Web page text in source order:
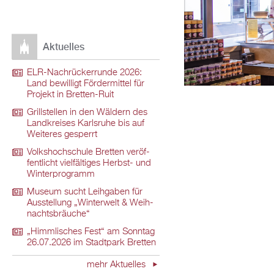
Ak­tu­el­les
ELR-Nach­rü­ck­er­run­de 2026:
Land be­wil­ligt För­der­mit­tel für
Pro­jekt in Brett­en-Ruit
Grill­stel­len in den Wäl­dern des
Land­krei­ses Karls­ru­he bis auf
Wei­te­res ge­sperrt
Volks­hoch­schu­le Brett­en ver­öf­
fent­licht viel­fäl­ti­ges Herbst- und
Win­ter­pro­gramm
Mu­se­um sucht Leih­ga­ben für
Aus­stel­lung „Win­ter­welt & Weih­
nachts­bräu­che“
„Himm­li­sches Fest“ am Sonn­tag
26.07.2026 im Stadt­park Brett­en
mehr Ak­tu­el­les